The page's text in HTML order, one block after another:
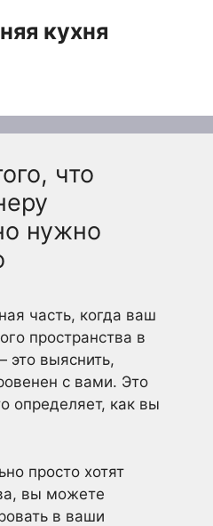
кухня
что
нужно
часть, когда ваш
пространства в
выяснить,
с вами. Это
определяет, как вы
просто хотят
вы можете
в ваши